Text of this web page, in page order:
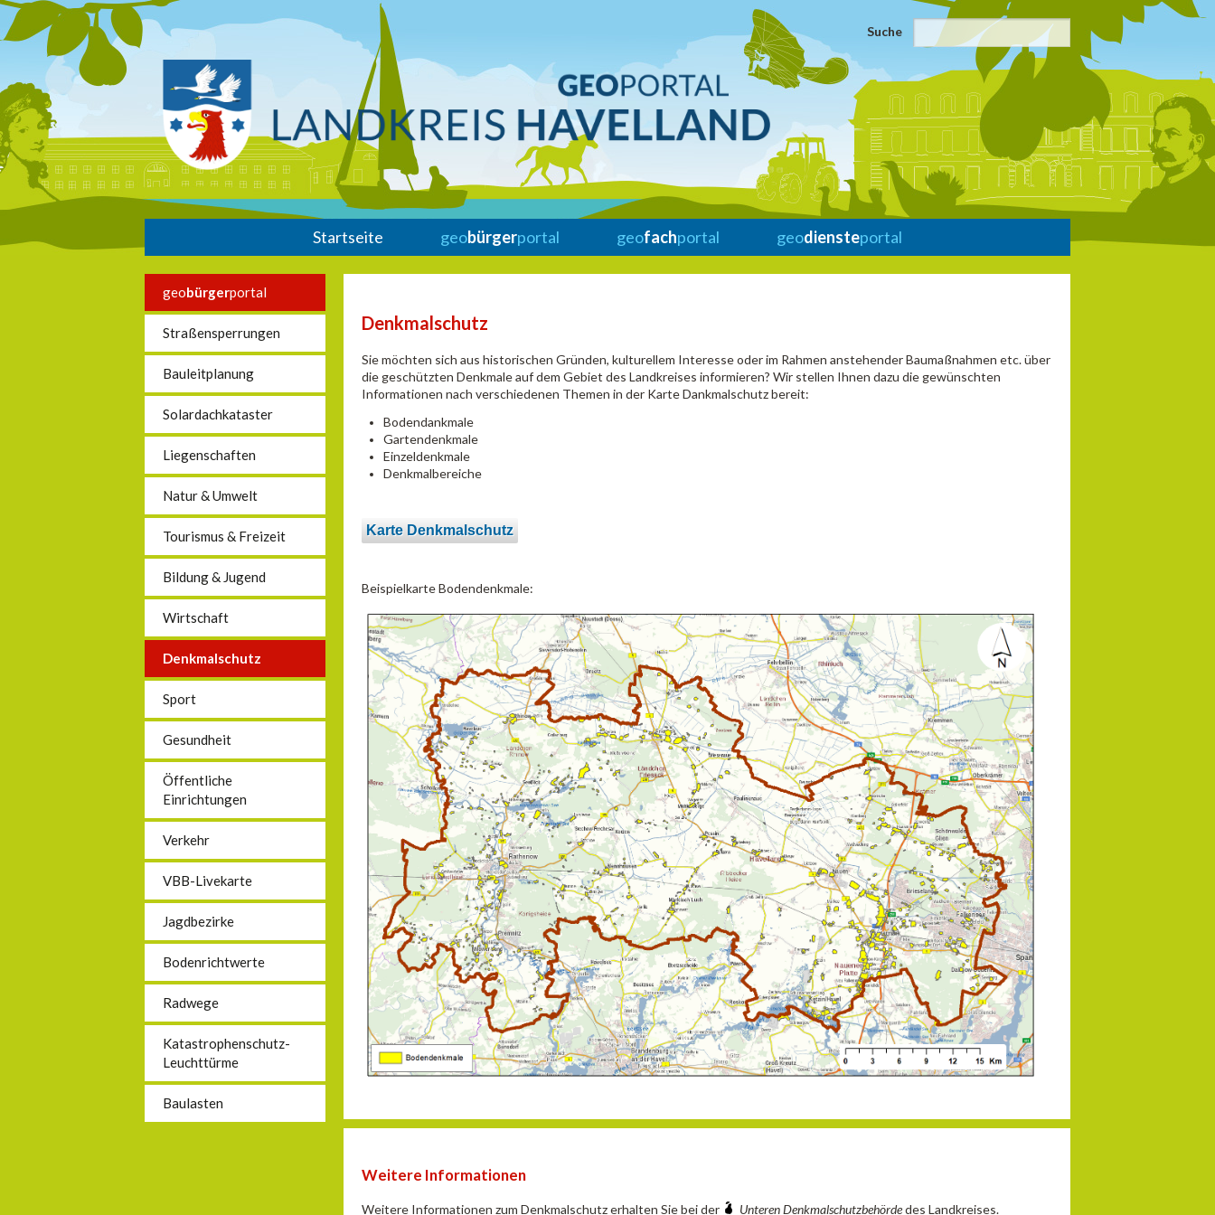
Suche
Startseite geobürgerportal geofachportal geodiensteportal
geobürgerportal
Straßensperrungen
Bauleitplanung
Solardachkataster
Liegenschaften
Natur & Umwelt
Tourismus & Freizeit
Bildung & Jugend
Wirtschaft
Denkmalschutz
Sport
Gesundheit
Öffentliche
Einrichtungen
Verkehr
VBB-Livekarte
Jagdbezirke
Bodenrichtwerte
Radwege
Katastrophenschutz-
Leuchttürme
Baulasten
Denkmalschutz
Sie möchten sich aus historischen Gründen, kulturellem Interesse oder im Rahmen anstehender Baumaßnahmen etc. über
die geschützten Denkmale auf dem Gebiet des Landkreises informieren? Wir stellen Ihnen dazu die gewünschten
Informationen nach verschiedenen Themen in der Karte Dankmalschutz bereit:
Bodendankmale
Gartendenkmale
Einzeldenkmale
Denkmalbereiche
Karte Denkmalschutz
Beispielkarte Bodendenkmale:
Weitere Informationen
Weitere Informationen zum Denkmalschutz erhalten Sie bei der Unteren Denkmalschutzbehördedes Landkreises.